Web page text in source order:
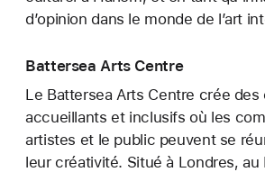
d’opinion dans le monde de l’art
Battersea Arts Centre
Le Battersea Arts Centre crée des
accueillants et inclusifs où les
artistes et le public peuvent se
leur créativité. Situé à Londres, au